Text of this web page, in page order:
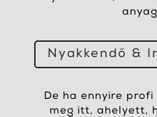
Nyakkendő &
De ha ennyire profi
meg itt, ahelyett,